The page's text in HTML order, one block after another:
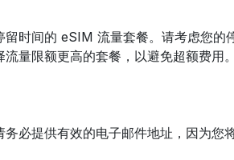
时间的 eSIM 流量套餐。请考虑您
量限额更高的套餐，以避免超额费用。
必提供有效的电子邮件地址，因为